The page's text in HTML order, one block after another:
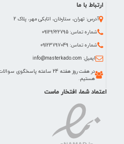
ارتباط با ما
آدرس: تهران، ستارخان، اتابکی مهر، پلاک 2
شماره تماس: 09129622795
شماره تماس: 09123797049
ایمیل: info@masterkado.com
در هفت روز هفته 24 ساعته پاسخگوی
هستیم.
اعتماد شما، افتخار ماست